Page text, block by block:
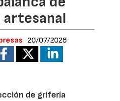
20/07/2026
de grifería